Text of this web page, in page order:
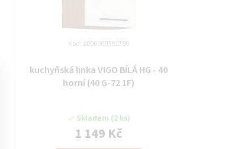
kuchyňská linka VIGO BÍLÁ HG - 40
horní (40 G-72 1F)
Skladem (2 ks)
1 149 Kč
Kód: 2000000391786